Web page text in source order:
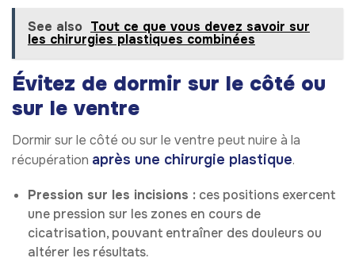
See also Tout ce que vous devez savoir sur
les chirurgies plastiques combinées
Évitez de dormir sur le côté ou
sur le ventre
Dormir sur le côté ou sur le ventre peut nuire à la
récupération après une chirurgie plastique.
Pression sur les incisions : ces positions exercent
une pression sur les zones en cours de
cicatrisation, pouvant entraîner des douleurs ou
altérer les résultats.